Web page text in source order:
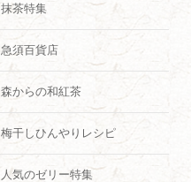
抹茶特集
急須百貨店
森からの和紅茶
梅干しひんやりレシピ
人気のゼリー特集